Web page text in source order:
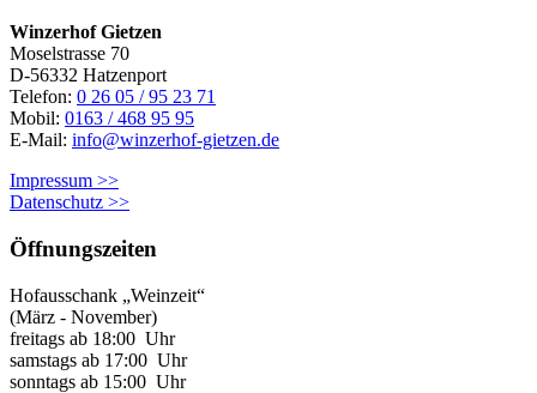
Winzerhof Gietzen
Moselstrasse 70
D-56332 Hatzenport
Telefon: 0 26 05 / 95 23 71
Mobil: 0163 / 468 95 95
E-Mail: info@winzerhof-gietzen.de
Impressum >>
Datenschutz >>
Öffnungszeiten
Hofausschank „Weinzeit“
(März - November)
freitags ab 18:00 Uhr
samstags ab 17:00 Uhr
sonntags ab 15:00 Uhr